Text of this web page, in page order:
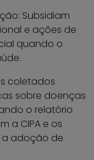
Subsidiam
e ações de
quando o
coletados
sobre doenças
o relatório
a CIPA e os
a adoção de